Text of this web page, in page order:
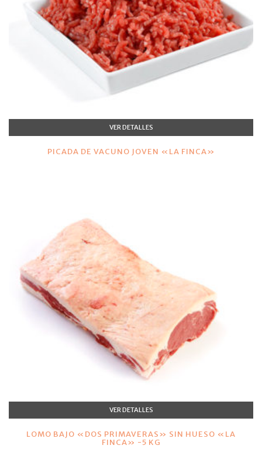
VER DETALLES
PICADA DE VACUNO JOVEN «LA FINCA»
VER DETALLES
LOMO BAJO «DOS PRIMAVERAS» SIN HUESO «LA
FINCA» -5 KG